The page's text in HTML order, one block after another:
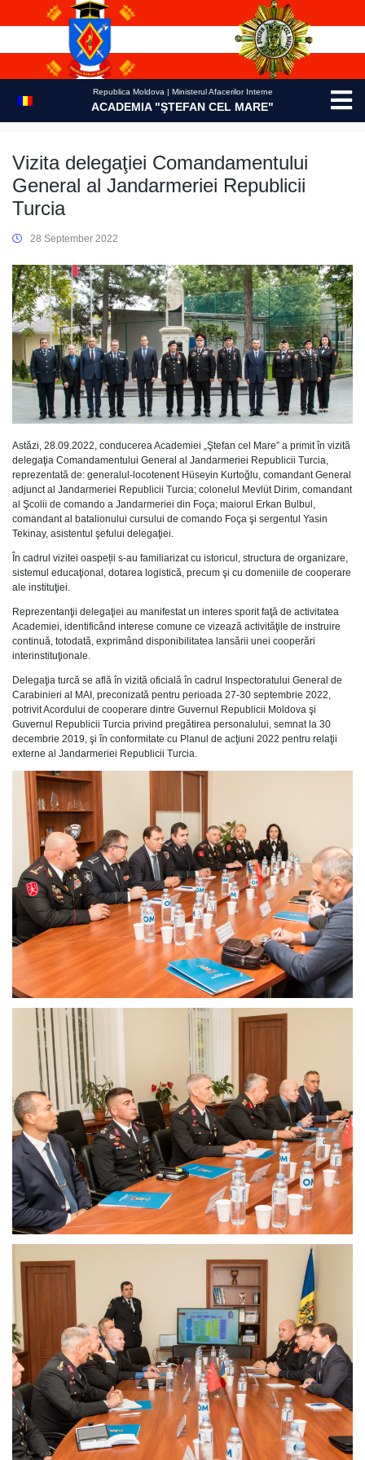
Republica Moldova | Ministerul Afacerilor Interne
ACADEMIA "ŞTEFAN CEL MARE"
Vizita delegaţiei Comandamentului
General al Jandarmeriei Republicii
Turcia
28 September 2022
Astăzi, 28.09.2022, conducerea Academiei „Ştefan cel Mare” a primit în vizită
delegaţia Comandamentului General al Jandarmeriei Republicii Turcia,
reprezentată de: generalul-locotenent Hüseyin Kurtoğlu, comandant General
adjunct al Jandarmeriei Republicii Turcia; colonelul Mevlüt Dirim, comandant
al Şcolii de comando a Jandarmeriei din Foça; maiorul Erkan Bulbul,
comandant al batalionului cursului de comando Foça şi sergentul Yasin
Tekinay, asistentul şefului delegaţiei.
În cadrul vizitei oaspeții s-au familiarizat cu istoricul, structura de organizare,
sistemul educaţional, dotarea logistică, precum şi cu domeniile de cooperare
ale instituţiei.
Reprezentanţii delegaţiei au manifestat un interes sporit faţă de activitatea
Academiei, identificând interese comune ce vizează activităţile de instruire
continuă, totodată, exprimând disponibilitatea lansării unei cooperări
interinstituţionale.
Delegaţia turcă se află în vizită oficială în cadrul Inspectoratului General de
Carabinieri al MAI, preconizată pentru perioada 27-30 septembrie 2022,
potrivit Acordului de cooperare dintre Guvernul Republicii Moldova şi
Guvernul Republicii Turcia privind pregătirea personalului, semnat la 30
decembrie 2019, şi în conformitate cu Planul de acţiuni 2022 pentru relaţii
externe al Jandarmeriei Republicii Turcia.